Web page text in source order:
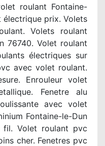
roulant Fontaine-
électrique prix. Volets
Volets roulant
76740. Volet roulant
électriques sur
avec volet roulant.
Enrouleur volet
Fenetre alu
avec volet
Fontaine-le-Dun
fil. Volet roulant pvc
cher. Fenetres pvc